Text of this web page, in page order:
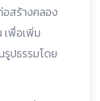
อสร้างคลอง
เพื่อเพิ่ม
รูปธรรมโดย